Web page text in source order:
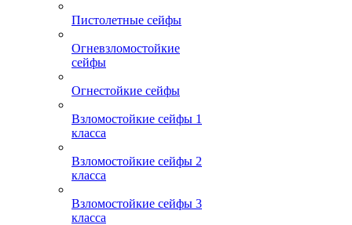
Пистолетные сейфы
Огневзломостойкие
сейфы
Огнестойкие сейфы
Взломостойкие сейфы 1
класса
Взломостойкие сейфы 2
класса
Взломостойкие сейфы 3
класса